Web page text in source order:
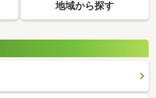
地域から探す